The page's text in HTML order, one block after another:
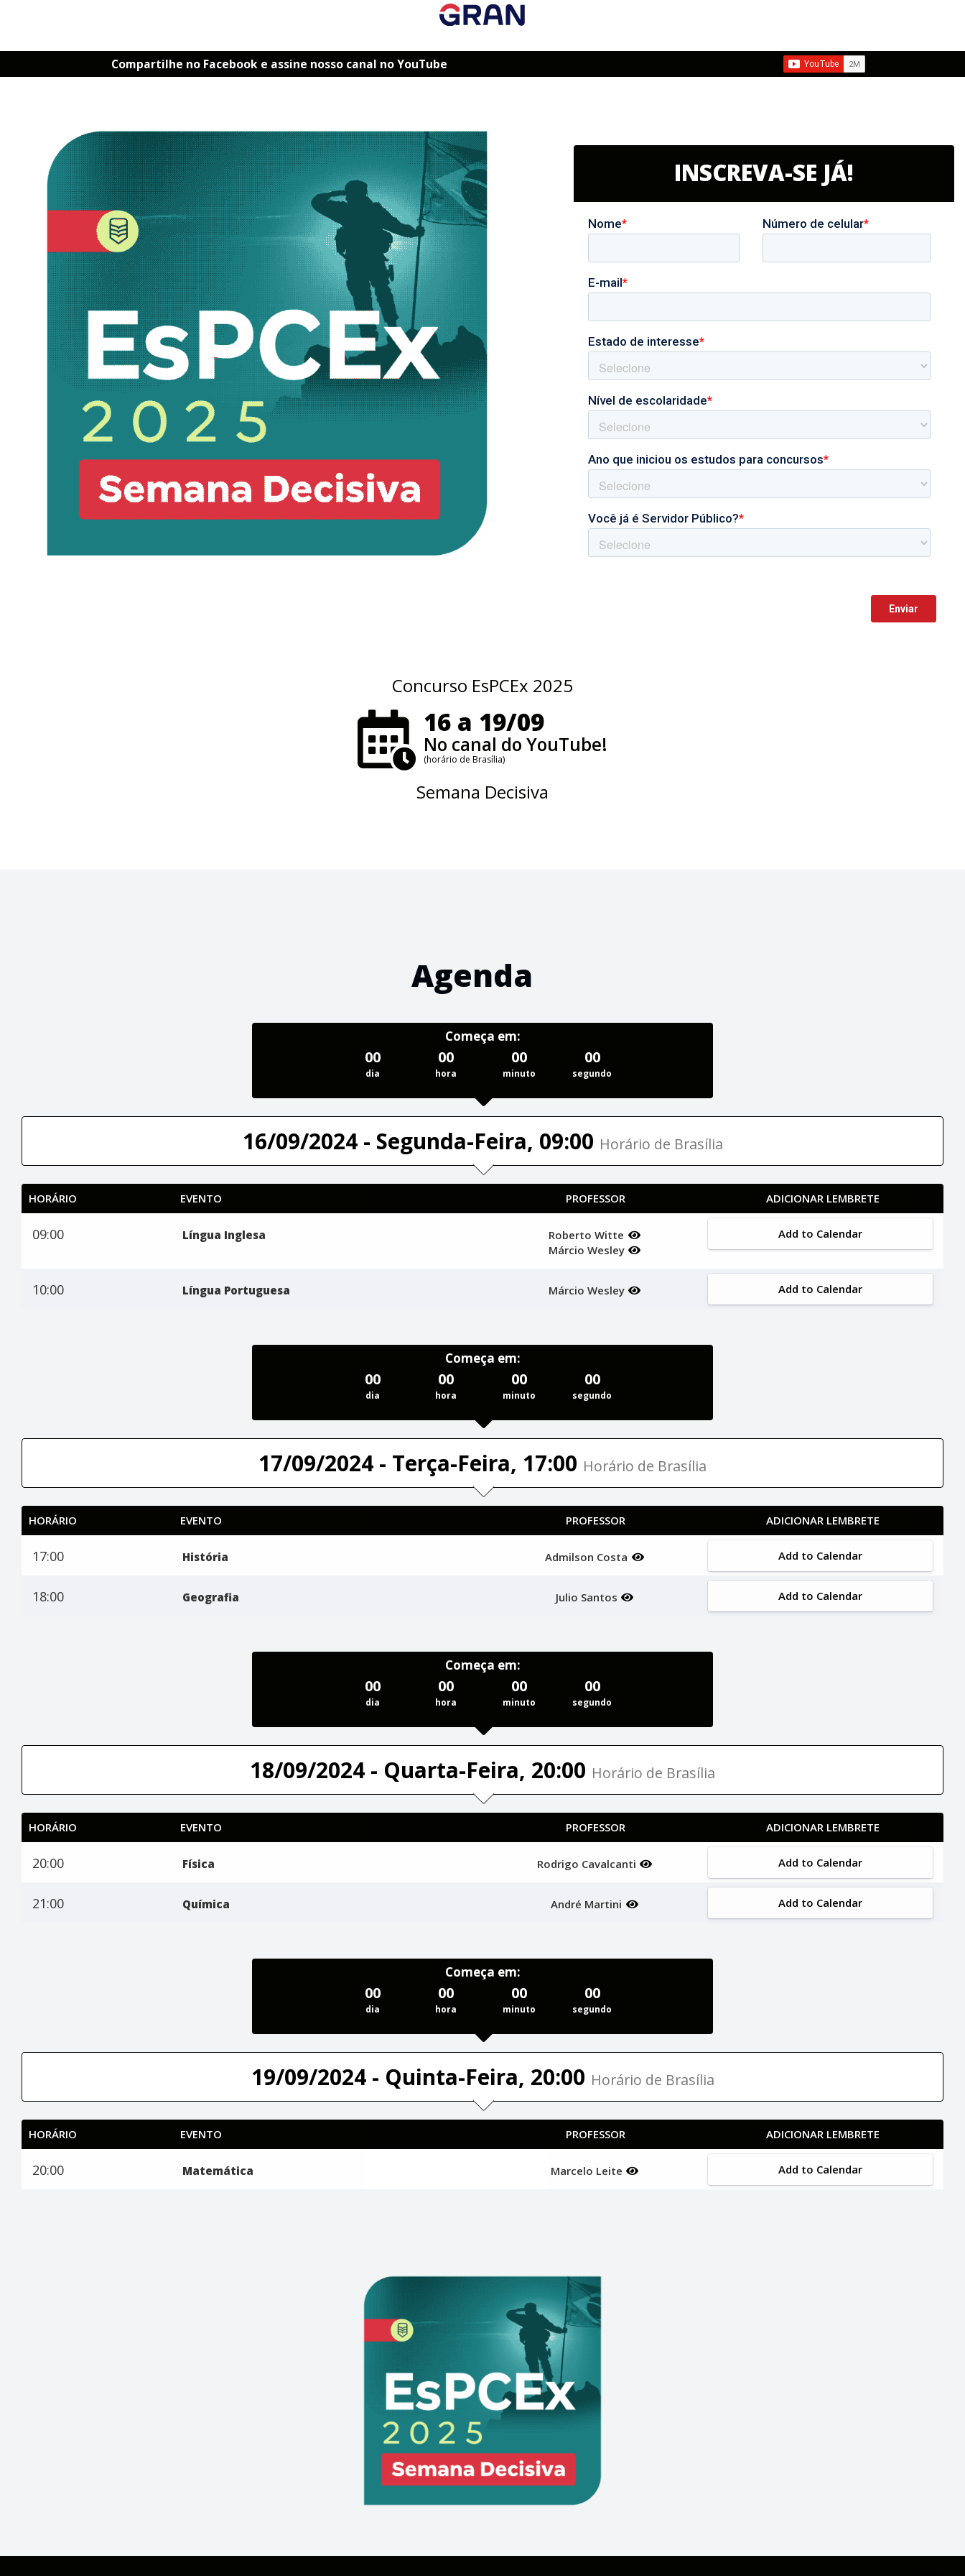
Compartilhe no Facebook e assine nosso canal no YouTube
INSCREVA-SE JÁ!
Concurso EsPCEx 2025
16 a 19/09
No canal do YouTube!
(horário de Brasília)
Semana Decisiva
Agenda
Começa em:
00
dia
00
hora
00
minuto
00
segundo
16/09/2024 - Segunda-Feira, 09:00 Horário de Brasília
HORÁRIO EVENTO PROFESSOR ADICIONAR LEMBRETE
09:00 Língua Inglesa
Roberto Witte
Márcio Wesley
Add to Calendar
10:00 Língua Portuguesa Márcio Wesley Add to Calendar
Começa em:
00
dia
00
hora
00
minuto
00
segundo
17/09/2024 - Terça-Feira, 17:00 Horário de Brasília
HORÁRIO EVENTO PROFESSOR ADICIONAR LEMBRETE
17:00 História Admilson Costa Add to Calendar
18:00 Geografia Julio Santos Add to Calendar
Começa em:
00
dia
00
hora
00
minuto
00
segundo
18/09/2024 - Quarta-Feira, 20:00 Horário de Brasília
HORÁRIO EVENTO PROFESSOR ADICIONAR LEMBRETE
20:00 Física Rodrigo Cavalcanti Add to Calendar
21:00 Química André Martini Add to Calendar
Começa em:
00
dia
00
hora
00
minuto
00
segundo
19/09/2024 - Quinta-Feira, 20:00 Horário de Brasília
HORÁRIO EVENTO PROFESSOR ADICIONAR LEMBRETE
20:00 Matemática Marcelo Leite Add to Calendar